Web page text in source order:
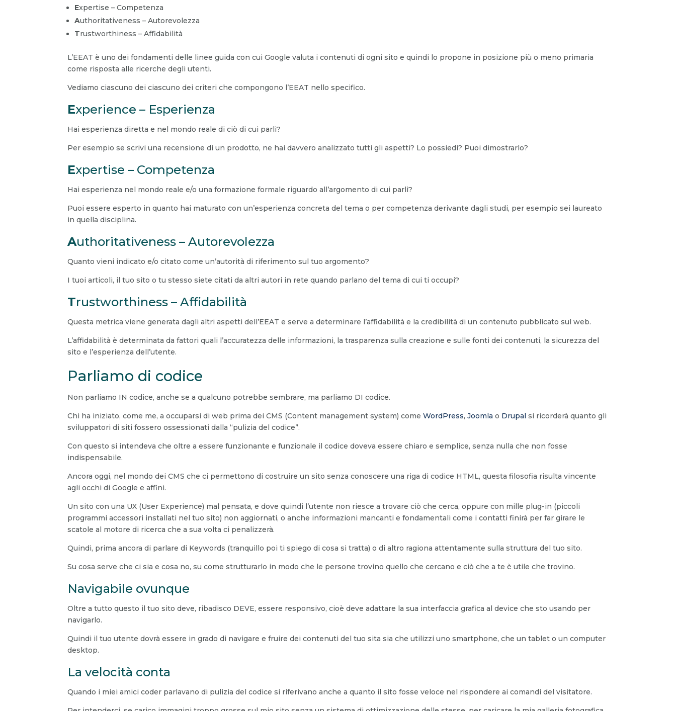
Expertise – Competenza
Authoritativeness – Autorevolezza
Trustworthiness – Affidabilità
L’EEAT è uno dei fondamenti delle linee guida con cui Google valuta i contenuti di ogni sito e quindi lo propone in posizione più o meno primaria
come risposta alle ricerche degli utenti.
Vediamo ciascuno dei ciascuno dei criteri che compongono l’EEAT nello specifico.
Experience – Esperienza
Hai esperienza diretta e nel mondo reale di ciò di cui parli?
Per esempio se scrivi una recensione di un prodotto, ne hai davvero analizzato tutti gli aspetti? Lo possiedi? Puoi dimostrarlo?
Expertise – Competenza
Hai esperienza nel mondo reale e/o una formazione formale riguardo all’argomento di cui parli?
Puoi essere esperto in quanto hai maturato con un’esperienza concreta del tema o per competenza derivante dagli studi, per esempio sei laureato
in quella disciplina.
Authoritativeness – Autorevolezza
Quanto vieni indicato e/o citato come un’autorità di riferimento sul tuo argomento?
I tuoi articoli, il tuo sito o tu stesso siete citati da altri autori in rete quando parlano del tema di cui ti occupi?
Trustworthiness – Affidabilità
Questa metrica viene generata dagli altri aspetti dell’EEAT e serve a determinare l’affidabilità e la credibilità di un contenuto pubblicato sul web.
L’affidabilità è determinata da fattori quali l’accuratezza delle informazioni, la trasparenza sulla creazione e sulle fonti dei contenuti, la sicurezza del
sito e l’esperienza dell’utente.
Parliamo di codice
Non parliamo IN codice, anche se a qualcuno potrebbe sembrare, ma parliamo DI codice.
Chi ha iniziato, come me, a occuparsi di web prima dei CMS (Content management system) comeWordPress,Joomla o Drupal si ricorderà quanto gli
sviluppatori di siti fossero ossessionati dalla “pulizia del codice”.
Con questo si intendeva che oltre a essere funzionante e funzionale il codice doveva essere chiaro e semplice, senza nulla che non fosse
indispensabile.
Ancora oggi, nel mondo dei CMS che ci permettono di costruire un sito senza conoscere una riga di codice HTML, questa filosofia risulta vincente
agli occhi di Google e affini.
Un sito con una UX (User Experience) mal pensata, e dove quindi l’utente non riesce a trovare ciò che cerca, oppure con mille plug-in (piccoli
programmi accessori installati nel tuo sito) non aggiornati, o anche informazioni mancanti e fondamentali come i contatti finirà per far girare le
scatole al motore di ricerca che a sua volta ci penalizzerà.
Quindi, prima ancora di parlare di Keywords (tranquillo poi ti spiego di cosa si tratta) o di altro ragiona attentamente sulla struttura del tuo sito.
Su cosa serve che ci sia e cosa no, su come strutturarlo in modo che le persone trovino quello che cercano e ciò che a te è utile che trovino.
Navigabile ovunque
Oltre a tutto questo il tuo sito deve, ribadisco DEVE, essere responsivo, cioè deve adattare la sua interfaccia grafica al device che sto usando per
navigarlo.
Quindi il tuo utente dovrà essere in grado di navigare e fruire dei contenuti del tuo sita sia che utilizzi uno smartphone, che un tablet o un computer
desktop.
La velocità conta
Quando i miei amici coder parlavano di pulizia del codice si riferivano anche a quanto il sito fosse veloce nel rispondere ai comandi del visitatore.